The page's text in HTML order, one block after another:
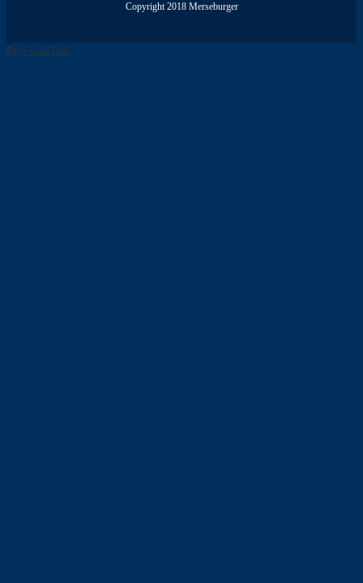
Copyright 2018 Merseburger
Page load link